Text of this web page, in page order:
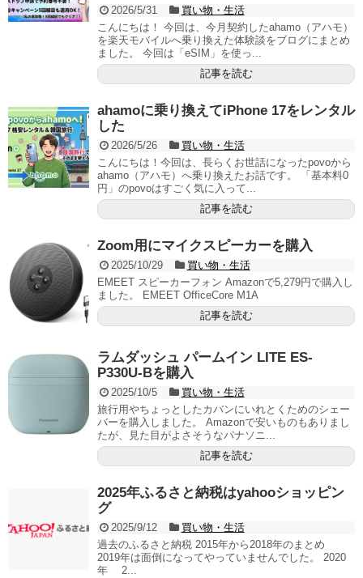
2026/5/31
買い物・生活
こんにちは！ 今回は、今月契約したahamo（アハモ）
を楽天モバイルへ乗り換えた体験談をブログにまとめ
ました。 今回は「eSIM」を使っ...
記事を読む
ahamoに乗り換えてiPhone 17をレンタル
した
2026/5/26
買い物・生活
こんにちは！今回は、長らくお世話になったpovoから
ahamo（アハモ）へ乗り換えたお話です。 「基本料0
円」のpovoはすごく気に入って...
記事を読む
Zoom用にマイクスピーカーを購入
2025/10/29
買い物・生活
EMEET スピーカーフォン Amazonで5,279円で購入し
ました。 EMEET OfficeCore M1A
記事を読む
ラムダッシュ パームイン LITE ES-
P330U-Bを購入
2025/10/5
買い物・生活
旅行用やちょっとしたカバンにいれとくためのシェー
バーを購入しました。 Amazonで安いものもありまし
たが、見た目がよさそうなパナソニ...
記事を読む
2025年ふるさと納税はyahooショッピン
グ
2025/9/12
買い物・生活
過去のふるさと納税 2015年から2018年のまとめ
2019年は面倒になってやっていませんでした。 2020
年 2...